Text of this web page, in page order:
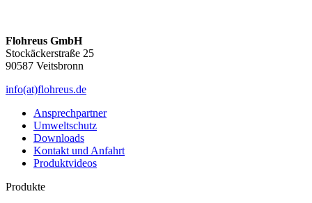
Flohreus GmbH
Stockäckerstraße 25
90587 Veitsbronn
info(at)flohreus.de
Ansprechpartner
Umweltschutz
Downloads
Kontakt und Anfahrt
Produktvideos
Produkte